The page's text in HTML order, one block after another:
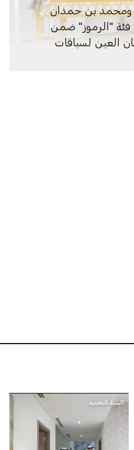
بن حمدان
فئة "الرموز" ضمن
العين لسباقات
البنية التحتية